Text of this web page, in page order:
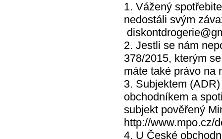
1. Vážený
nedostáli svým
2. Jestli se nám
378/2015, kterým
máte také právo na
3. Subjektem
obchodníkem a
subjekt pověřený
http://www.mpo.cz/
4. U České